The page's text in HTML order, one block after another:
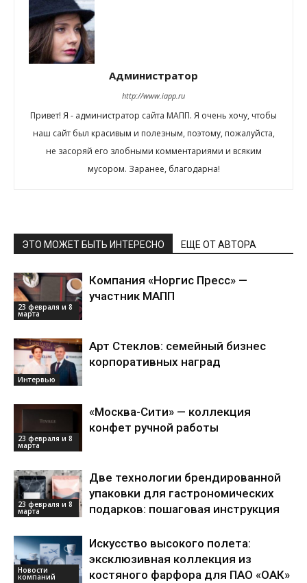
Администратор
http://www.iapp.ru
Привет! Я - администратор сайта МАПП. Я очень хочу, чтобы
наш сайт был красивым и полезным, поэтому, пожалуйста,
не засоряй его злобными комментариями и всяким
мусором. Заранее, благодарна!
ЭТО МОЖЕТ БЫТЬ ИНТЕРЕСНО ЕЩЕ ОТ АВТОРА
23 февраля и 8
марта
Компания «Норгис Пресс» —
участник МАПП
Интервью
Арт Стеклов: семейный бизнес
корпоративных наград
23 февраля и 8
марта
«Москва-Сити» — коллекция
конфет ручной работы
23 февраля и 8
марта
Две технологии брендированной
упаковки для гастрономических
подарков: пошаговая инструкция
Новости
компаний
Искусство высокого полета:
эксклюзивная коллекция из
костяного фарфора для ПАО «ОАК»